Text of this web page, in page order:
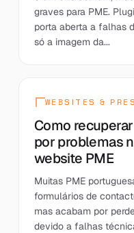
graves para PME.
porta aberta a falhas
só a imagem da...
WEBSITES &
Como
por problemas
website PME
Muitas PME
formulários de
mas acabam por
devido a falhas